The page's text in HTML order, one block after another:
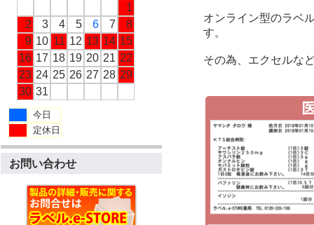
1
2
3 4 5 6 7
8
9 10 11 12 13 14 15
16 17 18 19 20 21 22
23 24 25 26 27 28 29
30 31
今日
定休日
お問い合わせ
オンライン型のラベ
す。
その為、エクセルな